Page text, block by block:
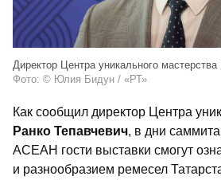
Директор Центра уникального мастерства
Фото: © Юлия Бидун / «РТ»
Как сообщил директор Центра
Ранко Тепавчевич, в дни
АСЕАН гости выставки смогут
и разнообразием ремесел